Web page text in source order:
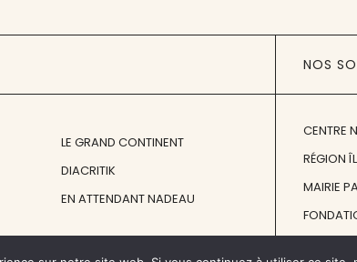
LE GRAND CONTINENT
DIACRITIK
EN ATTENDANT NADEAU
NOS
CENTRE
RÉGION
MAIRIE